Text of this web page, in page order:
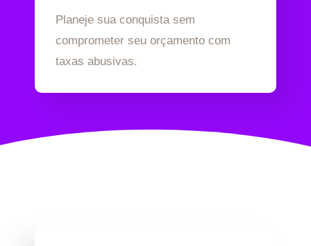
Planeje sua conquista sem
comprometer seu orçamento com
taxas abusivas.